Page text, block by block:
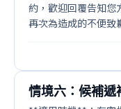
約，歡迎回覆告知您
再次為造成的不便
情境六：候補遞